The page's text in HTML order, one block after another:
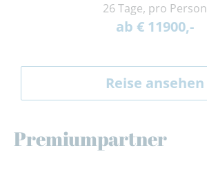
26 Tage, pro Person
ab € 11900,-
Reise ansehen
Premiumpartner